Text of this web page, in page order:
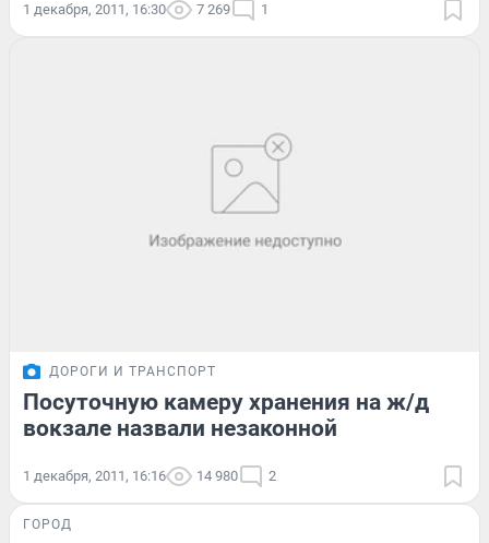
1 декабря, 2011, 16:30 7 269 1
ДОРОГИ И ТРАНСПОРТ
Посуточную камеру хранения на ж/д
вокзале назвали незаконной
1 декабря, 2011, 16:16 14 980 2
ГОРОД